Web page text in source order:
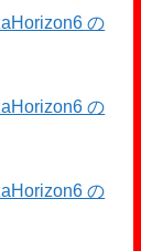
の
の
の